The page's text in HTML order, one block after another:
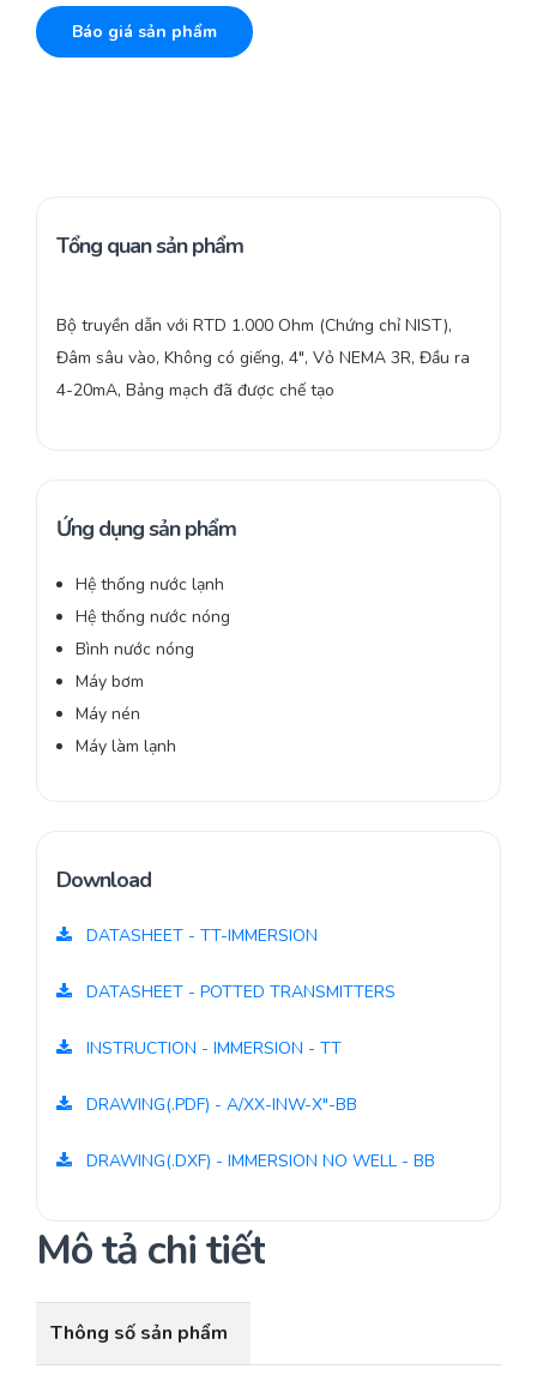
Báo giá sản phẩm
Tổng quan sản phẩm
Bộ truyền dẫn với RTD 1.000 Ohm (Chứng chỉ NIST),
Đâm sâu vào, Không có giếng, 4″, Vỏ NEMA 3R, Đầu ra
4-20mA, Bảng mạch đã được chế tạo
Ứng dụng sản phẩm
Hệ thống nước lạnh
Hệ thống nước nóng
Bình nước nóng
Máy bơm
Máy nén
Máy làm lạnh
Download
DATASHEET - TT-IMMERSION
DATASHEET - POTTED TRANSMITTERS
INSTRUCTION - IMMERSION - TT
DRAWING(.PDF) - A/XX-INW-X"-BB
DRAWING(.DXF) - IMMERSION NO WELL - BB
Mô tả chi tiết
Thông số sản phẩm